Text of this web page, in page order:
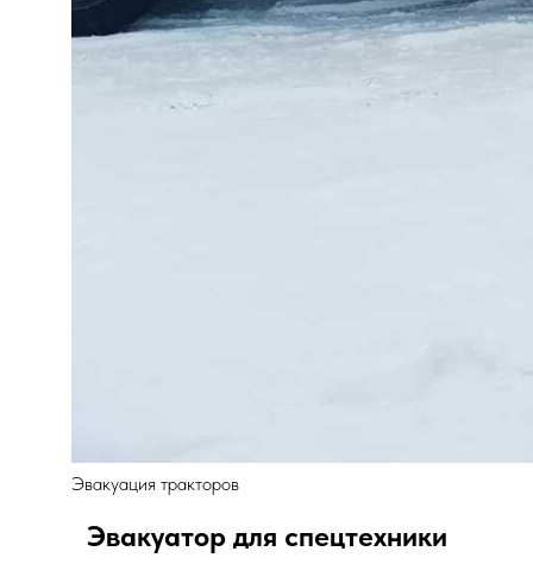
Эвакуация тракторов
Эвакуатор для спецтехники